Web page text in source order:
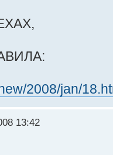
2008/jan/
13:42